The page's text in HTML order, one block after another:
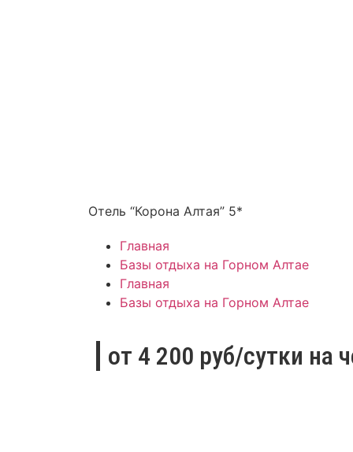
Отель “Корона Алтая” 5*
Главная
Базы отдыха на Горном Алтае
Главная
Базы отдыха на Горном Алтае
от 4 200 руб/сутки на